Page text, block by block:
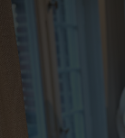
Kundservice
Villkor och